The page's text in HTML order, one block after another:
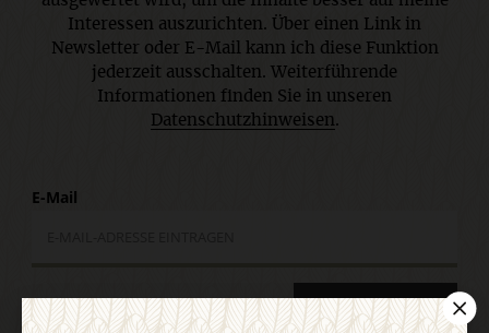
Interessen auszurichten. Über einen Link in
Newsletter oder E-Mail kann ich diese Funktion
jederzeit ausschalten. Weiterführende
Informationen finden Sie in unseren
Datenschutzhinweisen .
E-Mail
Jetzt anmelden